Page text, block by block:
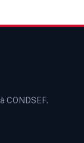
CONDSEF.